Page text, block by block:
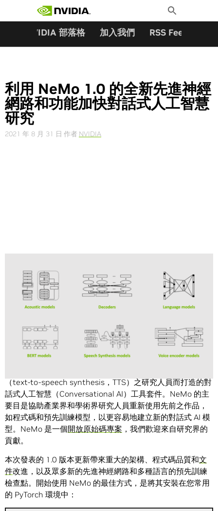
Toggle
Search
NVIDIA 部落格 加入我們 RSS Feeds
利用 NeMo 1.0 的全新先進神經
網路和功能加快對話式人工智慧
研究
2021 年 8 月 31 日 作者 NVIDIA
NVIDIA NeMo是專為從事自動語音辨識（automatic
speech recognition，ASR）、自然語言處理（natural
（text-to-speech synthesis，TTS）之研究人員而打造的對
話式人工智慧（Conversational AI）工具套件。NeMo 的主
要目是協助產業界和學術界研究人員重新使用先前之作品，
如程式碼和預先訓練模型，以更容易地建立新的對話式 AI 模
型。NeMo 是一個開放原始碼專案 ，我們歡迎來自研究界的
貢獻。
本次發表的 1.0 版本更新帶來重大的架構、程式碼品質和文
件改進，以及眾多新的先進神經網路和多種語言的預先訓練
檢查點。開始使用 NeMo 的最佳方式，是將其安裝在您常用
的 PyTorch 環境中：